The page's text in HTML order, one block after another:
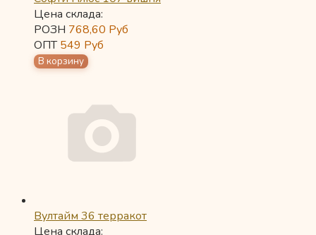
Цена склада:
РОЗН 768,60 Руб
ОПТ549 Руб
Вултайм 36 терракот
Цена склада: